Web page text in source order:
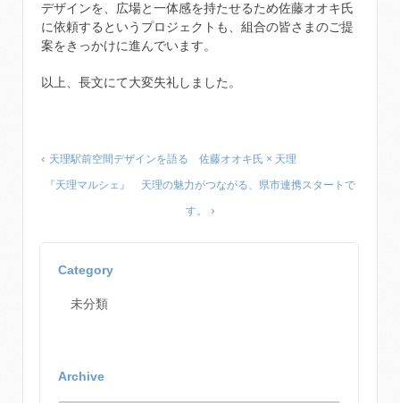
デザインを、広場と一体感を持たせるため佐藤オオキ氏
に依頼するというプロジェクトも、組合の皆さまのご提
案をきっかけに進んでいます。
以上、長文にて大変失礼しました。
‹ 天理駅前空間デザインを語る 佐藤オオキ氏 × 天理
『天理マルシェ』 天理の魅力がつながる、県市連携スタートで
す。 ›
Category
未分類
Archive